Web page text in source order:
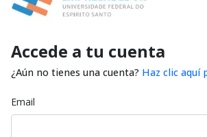
Accede a tu cuenta
¿Aún no tienes una cuenta? Haz clic aquí
Email